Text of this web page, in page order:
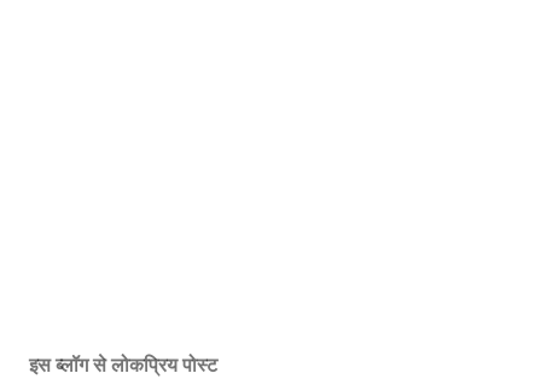
इस ब्लॉग से लोकप्रिय पोस्ट